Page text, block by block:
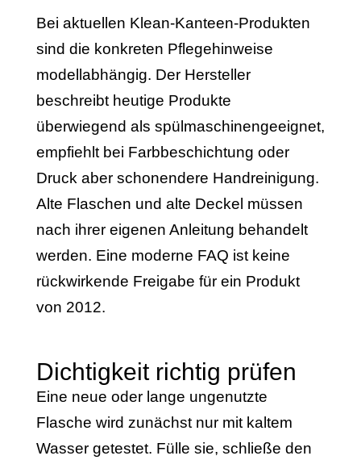
Bei aktuellen Klean-Kanteen-Produkten
sind die konkreten Pflegehinweise
modellabhängig. Der Hersteller
beschreibt heutige Produkte
überwiegend als spülmaschinengeeignet,
empfiehlt bei Farbbeschichtung oder
Druck aber schonendere Handreinigung.
Alte Flaschen und alte Deckel müssen
nach ihrer eigenen Anleitung behandelt
werden. Eine moderne FAQ ist keine
rückwirkende Freigabe für ein Produkt
von 2012.
Dichtigkeit richtig prüfen
Eine neue oder lange ungenutzte
Flasche wird zunächst nur mit kaltem
Wasser getestet. Fülle sie, schließe den